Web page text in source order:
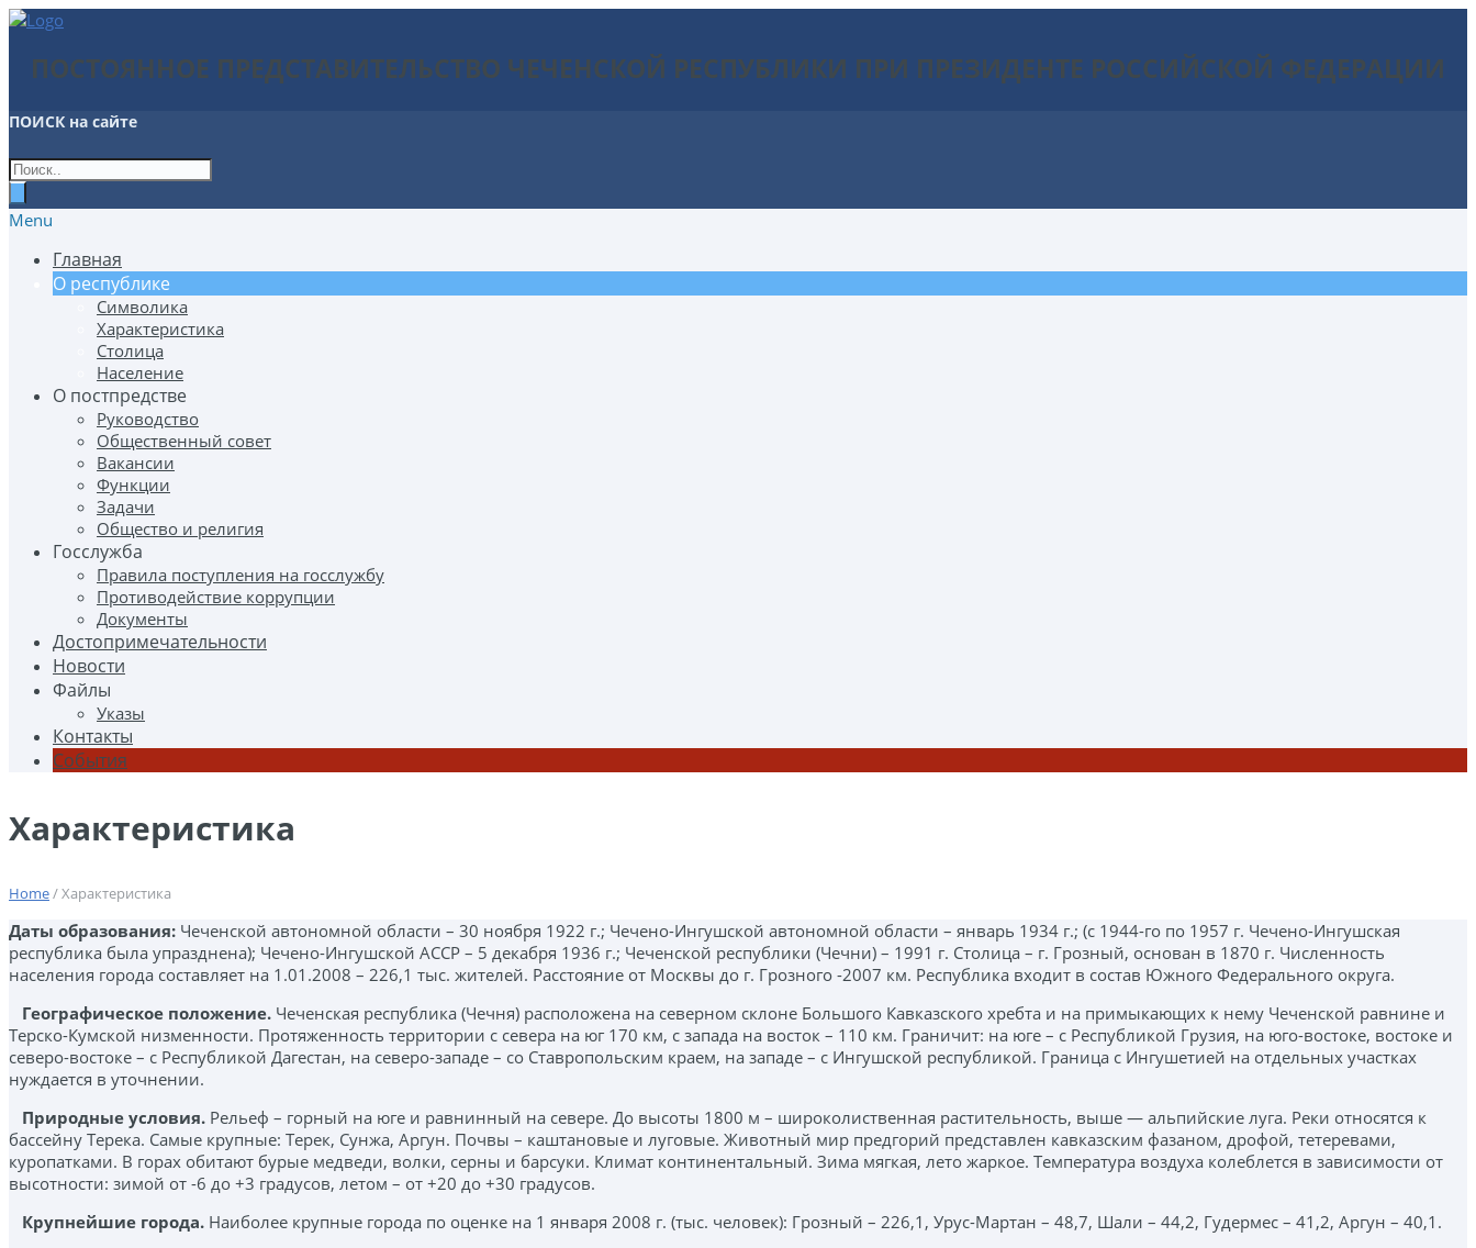
ПОСТОЯННОЕ ПРЕДСТАВИТЕЛЬСТВО ЧЕЧЕНСКОЙ РЕСПУБЛИКИ ПРИ ПРЕЗИДЕНТЕ РОССИЙСКОЙ ФЕДЕРАЦИИ
ПОИСК на сайте
Menu
Главная
О республике
Символика
Характеристика
Столица
Население
О постпредстве
Руководство
Общественный совет
Вакансии
Функции
Задачи
Общество и религия
Госслужба
Правила поступления на госслужбу
Противодействие коррупции
Документы
Достопримечательности
Новости
Файлы
Указы
Контакты
События
Характеристика
Home/ Характеристика
Даты образования: Чеченской автономной области – 30 ноября 1922 г.; Чечено-Ингушской автономной области – январь 1934 г.; (с 1944-го по 1957 г. Чечено-Ингушская
республика была упразднена); Чечено-Ингушской АССР – 5 декабря 1936 г.; Чеченской республики (Чечни) – 1991 г. Столица – г. Грозный, основан в 1870 г. Численность
населения города составляет на 1.01.2008 – 226,1 тыс. жителей. Расстояние от Москвы до г. Грозного -2007 км. Республика входит в состав Южного Федерального округа.
Географическое положение. Чеченская республика (Чечня) расположена на северном склоне Большого Кавказского хребта и на примыкающих к нему Чеченской равнине и
Терско-Кумской низменности. Протяженность территории с севера на юг 170 км, с запада на восток – 110 км. Граничит: на юге – с Республикой Грузия, на юго-востоке, востоке и
северо-востоке – с Республикой Дагестан, на северо-западе – со Ставропольским краем, на западе – с Ингушской республикой. Граница с Ингушетией на отдельных участках
нуждается в уточнении.
Природные условия. Рельеф – горный на юге и равнинный на севере. До высоты 1800 м – широколиственная растительность, выше — альпийские луга. Реки относятся к
бассейну Терека. Самые крупные: Терек, Сунжа, Аргун. Почвы – каштановые и луговые. Животный мир предгорий представлен кавказским фазаном, дрофой, тетеревами,
куропатками. В горах обитают бурые медведи, волки, серны и барсуки. Климат континентальный. Зима мягкая, лето жаркое. Температура воздуха колеблется в зависимости от
высотности: зимой от -6 до +3 градусов, летом – от +20 до +30 градусов.
Крупнейшие города. Наиболее крупные города по оценке на 1 января 2008 г. (тыс. человек): Грозный – 226,1, Урус-Мартан – 48,7, Шали – 44,2, Гудермес – 41,2, Аргун – 40,1.